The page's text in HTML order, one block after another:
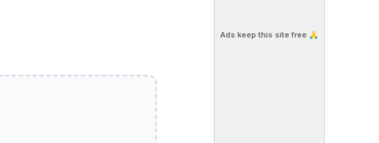
Ads keep this site free 🙏